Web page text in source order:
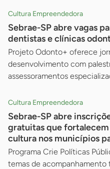
Cultura Empreendedora
Sebrae-SP abre vagas
dentistas e clínicas
Projeto Odonto+ oferece
desenvolvimento com
assessoramentos
Cultura Empreendedora
Sebrae-SP abre
gratuitas que
cultura nos municípios
Programa Crie Políticas
temas de